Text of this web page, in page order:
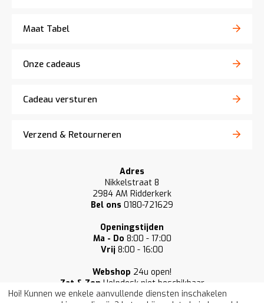
Maat Tabel
Onze cadeaus
Cadeau versturen
Verzend & Retourneren
Adres
Nikkelstraat 8
2984 AM Ridderkerk
Bel ons 0180-721629
Openingstijden
Ma - Do 8:00 - 17:00
Vrij 8:00 - 16:00
Webshop 24u open!
Zat & Zon Helpdesk niet beschikbaar
Hoi! Kunnen we enkele aanvullende diensten inschakelen